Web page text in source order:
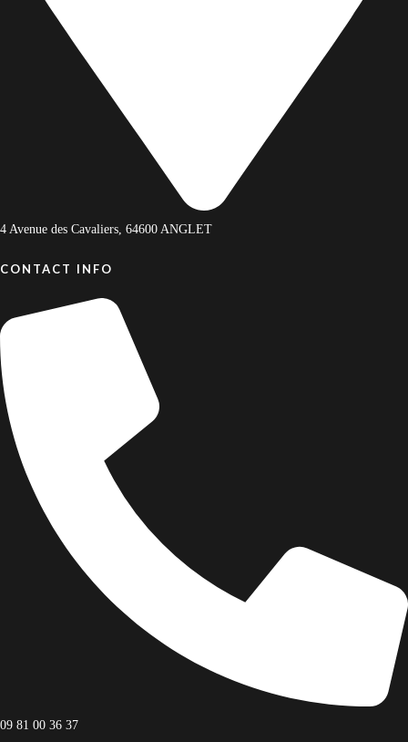
Localisation
4.5/5 sur Google
4 Avenue des Cavaliers, 64600 ANGLET
CONTACT INFO
09 81 00 36 37